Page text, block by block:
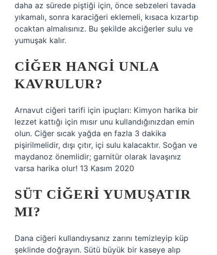
daha az sürede piştiği için, önce sebzeleri tavada
yıkamalı, sonra karaciğeri eklemeli, kısaca kızartıp
ocaktan almalısınız. Bu şekilde akciğerler sulu ve
yumuşak kalır.
CIĞER HANGI UNLA
KAVRULUR?
Arnavut ciğeri tarifi için ipuçları: Kimyon harika bir
lezzet kattığı için mısır unu kullandığınızdan emin
olun. Ciğer sıcak yağda en fazla 3 dakika
pişirilmelidir, dışı çıtır, içi sulu kalacaktır. Soğan ve
maydanoz önemlidir; garnitür olarak lavaşınız
varsa harika olur! 13 Kasım 2020
SÜT CIĞERI YUMUŞATIR
MI?
Dana ciğeri kullandıysanız zarını temizleyip küp
şeklinde doğrayın. Sütü büyük bir kaseye alıp